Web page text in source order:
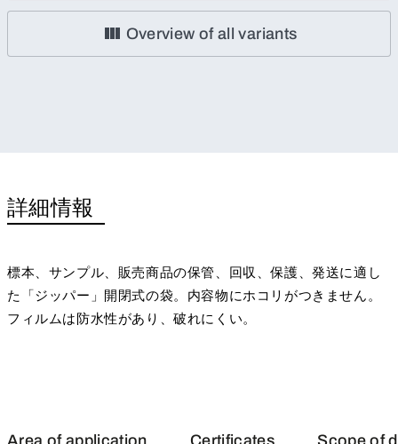
Overview of all variants
詳細情報
標本、サンプル、販売商品の保管、回収、保護、発送に適し
た「ジッパー」開閉式の袋。内容物にホコリがつきません。
フィルムは防水性があり、破れにくい。
Area of application Certificates Scope of